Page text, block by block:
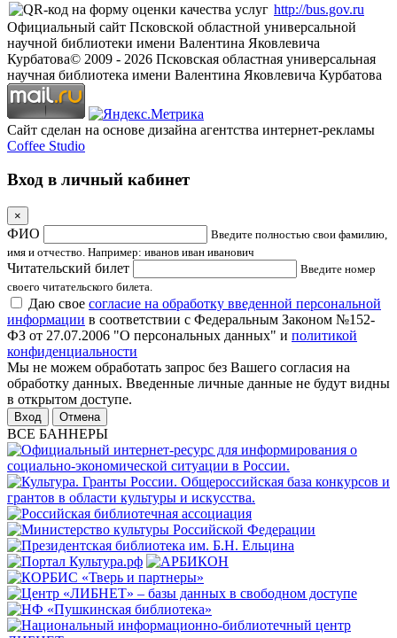
http://bus.gov.ru
Официальный сайт Псковской областной универсальной
научной библиотеки имени Валентина Яковлевича
Курбатова© 2009 - 2026 Псковская областная универсальная
научная библиотека имени Валентина Яковлевича Курбатова
Сайт сделан на основе дизайна агентства интернет-рекламы
Coffee Studio
Вход в личный кабинет
×
ФИО
Введите полностью свои фамилию,
имя и отчество. Например: иванов иван иванович
Читательский билет
Введите номер
своего читательского билета.
Даю свое согласие на обработку введенной персональной
информации в соответствии с Федеральным Законом №152-
ФЗ от 27.07.2006 "О персональных данных" и политикой
конфиденциальности
Мы не можем обработать запрос без Вашего согласия на
обработку данных. Введенные личные данные не будут видны
в открытом доступе.
Отмена
ВСЕ БАННЕРЫ